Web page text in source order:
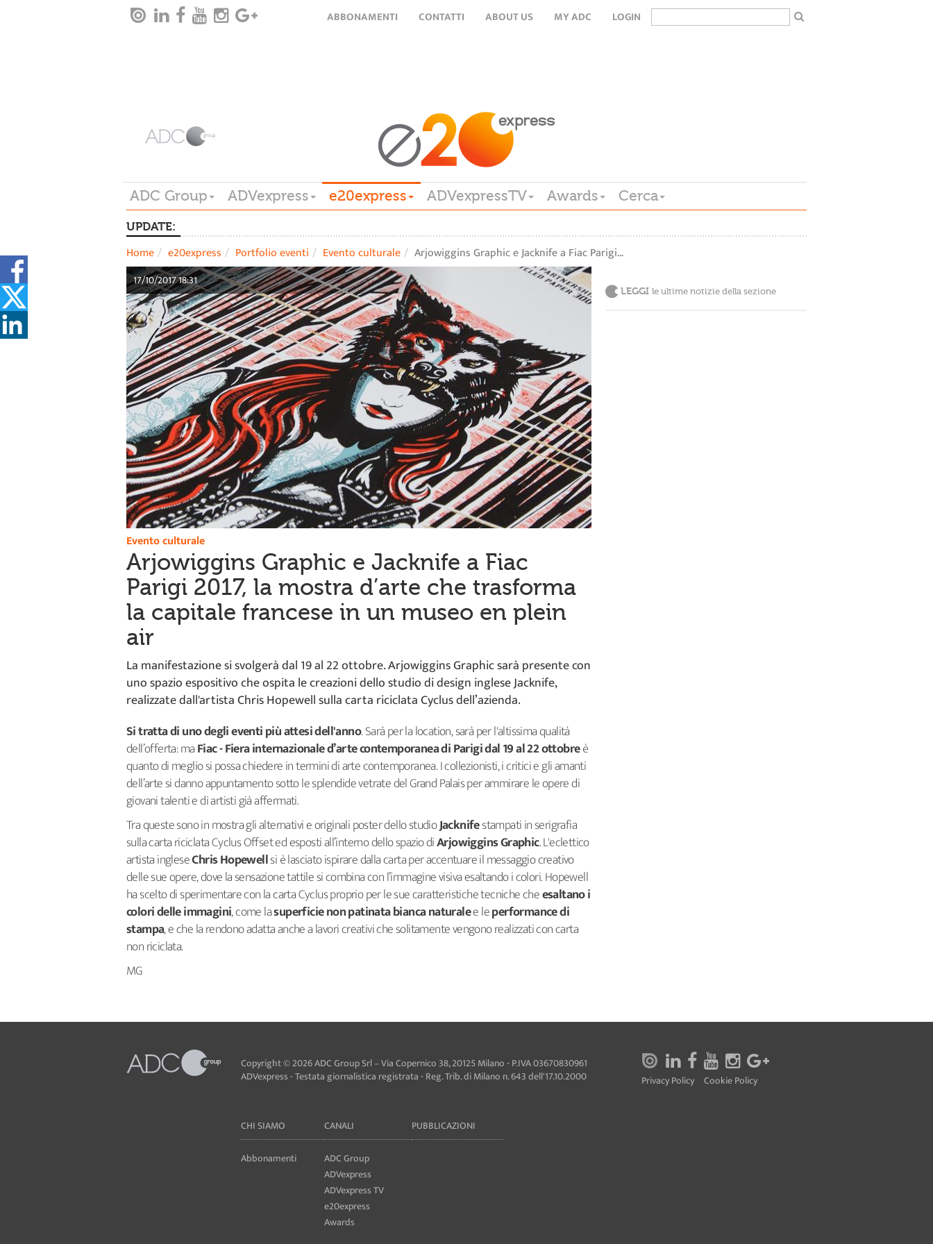
ABBONAMENTI CONTATTI ABOUT US MY ADC LOGIN
ADC Group ADVexpress e20express ADVexpressTV Awards Cerca
UPDATE:
Home e20express Portfolio eventi Evento culturale Arjowiggins Graphic e Jacknife a Fiac Parigi…
17/10/2017 18:31
Evento culturale
Arjowiggins Graphic e Jacknife a Fiac
Parigi 2017, la mostra d’arte che trasforma
la capitale francese in un museo en plein
air
La manifestazione si svolgerà dal 19 al 22 ottobre. Arjowiggins Graphic sarà presente con
uno spazio espositivo che ospita le creazioni dello studio di design inglese Jacknife,
realizzate dall'artista Chris Hopewell sulla carta riciclata Cyclus dell’azienda.
Si tratta di uno degli eventi più attesi dell'anno. Sarà per la location, sarà per l'altissima qualità
dell’offerta: maFiac - Fiera internazionale d’arte contemporanea di Parigi dal 19 al 22 ottobreè
quanto di meglio si possa chiedere in termini di arte contemporanea. I collezionisti, i critici e gli amanti
dell’arte si danno appuntamento sotto le splendide vetrate del Grand Palais per ammirare le opere di
giovani talenti e di artisti già affermati.
Tra queste sono in mostra gli alternativi e originali poster dello studioJacknifestampati in serigrafia
sulla carta riciclata Cyclus Offset ed esposti all’interno dello spazio diArjowiggins Graphic. L'eclettico
artista ingleseChris Hopewellsi è lasciato ispirare dalla carta per accentuare il messaggio creativo
delle sue opere, dove la sensazione tattile si combina con l’immagine visiva esaltando i colori. Hopewell
ha scelto di sperimentare con la carta Cyclus proprio per le sue caratteristiche tecniche cheesaltano i
colori delle immagini, come lasuperficie non patinata bianca naturalee leperformance di
stampa, e che la rendono adatta anche a lavori creativi che solitamente vengono realizzati con carta
non riciclata.
MG
LEGGI le ultime notizie della sezione
Copyright © 2026 ADC Group Srl – Via Copernico 38, 20125 Milano - P.IVA 03670830961
ADVexpress - Testata giornalistica registrata - Reg. Trib. di Milano n. 643 dell'17.10.2000
CHI SIAMO
Abbonamenti
CANALI
ADC Group
ADVexpress
ADVexpress TV
e20express
Awards
PUBBLICAZIONI
Privacy Policy Cookie Policy